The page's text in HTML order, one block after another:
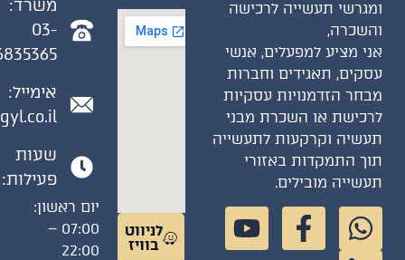
ומגרשי תעשייה לרכישה
והשכרה,
אני מציע למפעלים, אנשי
עסקים, תאגידים וחברות
מבחר הזדמנויות עסקיות
לרכישת או השכרת מבני
תעשיה וקרקעות לתעשייה
תוך התמקדות באזורי
תעשייה מובילים.
לניווט
בוויז
משרד:
03-
אימייל:
שעות
פעילות:
יום ראשון:
07:00 –
22:00